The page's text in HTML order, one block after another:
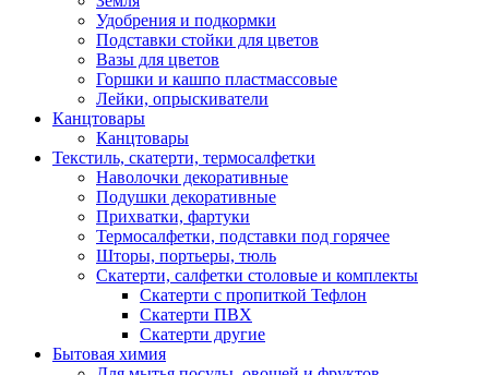
Удобрения и подкормки
Подставки стойки для цветов
Вазы для цветов
Горшки и кашпо пластмассовые
Лейки, опрыскиватели
Канцтовары
Канцтовары
Текстиль, скатерти, термосалфетки
Наволочки декоративные
Подушки декоративные
Прихватки, фартуки
Термосалфетки, подставки под горячее
Шторы, портьеры, тюль
Скатерти, салфетки столовые и комплекты
Скатерти с пропиткой Тефлон
Скатерти ПВХ
Скатерти другие
Бытовая химия